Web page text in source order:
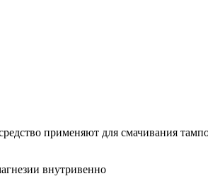
применяют для смачивания